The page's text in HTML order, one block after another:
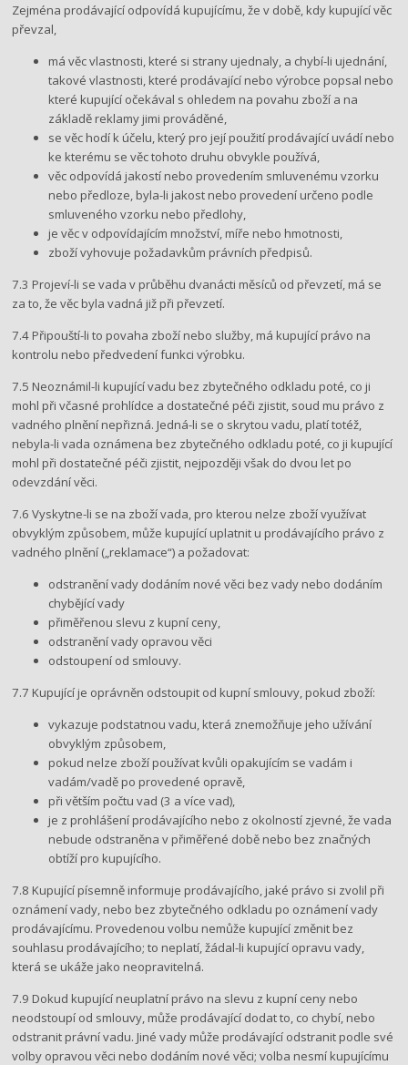
Zejména prodávající odpovídá kupujícímu, že v době, kdy kupující věc
převzal,
má věc vlastnosti, které si strany ujednaly, a chybí-li ujednání,
takové vlastnosti, které prodávající nebo výrobce popsal nebo
které kupující očekával s ohledem na povahu zboží a na
základě reklamy jimi prováděné,
se věc hodí k účelu, který pro její použití prodávající uvádí nebo
ke kterému se věc tohoto druhu obvykle používá,
věc odpovídá jakostí nebo provedením smluvenému vzorku
nebo předloze, byla-li jakost nebo provedení určeno podle
smluveného vzorku nebo předlohy,
je věc v odpovídajícím množství, míře nebo hmotnosti,
zboží vyhovuje požadavkům právních předpisů.
7.3 Projeví-li se vada v průběhu dvanácti měsíců od převzetí, má se
za to, že věc byla vadná již při převzetí.
7.4 Připouští-li to povaha zboží nebo služby, má kupující právo na
kontrolu nebo předvedení funkci výrobku.
7.5 Neoznámil-li kupující vadu bez zbytečného odkladu poté, co ji
mohl při včasné prohlídce a dostatečné péči zjistit, soud mu právo z
vadného plnění nepřizná. Jedná-li se o skrytou vadu, platí totéž,
nebyla-li vada oznámena bez zbytečného odkladu poté, co ji kupující
mohl při dostatečné péči zjistit, nejpozději však do dvou let po
odevzdání věci.
7.6 Vyskytne-li se na zboží vada, pro kterou nelze zboží využívat
obvyklým způsobem, může kupující uplatnit u prodávajícího právo z
vadného plnění („reklamace“) a požadovat:
odstranění vady dodáním nové věci bez vady nebo dodáním
chybějící vady
přiměřenou slevu z kupní ceny,
odstranění vady opravou věci
odstoupení od smlouvy.
7.7 Kupující je oprávněn odstoupit od kupní smlouvy, pokud zboží:
vykazuje podstatnou vadu, která znemožňuje jeho užívání
obvyklým způsobem,
pokud nelze zboží používat kvůli opakujícím se vadám i
vadám/vadě po provedené opravě,
při větším počtu vad (3 a více vad),
je z prohlášení prodávajícího nebo z okolností zjevné, že vada
nebude odstraněna v přiměřené době nebo bez značných
obtíží pro kupujícího.
7.8 Kupující písemně informuje prodávajícího, jaké právo si zvolil při
oznámení vady, nebo bez zbytečného odkladu po oznámení vady
prodávajícímu. Provedenou volbu nemůže kupující změnit bez
souhlasu prodávajícího; to neplatí, žádal-li kupující opravu vady,
která se ukáže jako neopravitelná.
7.9 Dokud kupující neuplatní právo na slevu z kupní ceny nebo
neodstoupí od smlouvy, může prodávající dodat to, co chybí, nebo
odstranit právní vadu. Jiné vady může prodávající odstranit podle své
volby opravou věci nebo dodáním nové věci; volba nesmí kupujícímu